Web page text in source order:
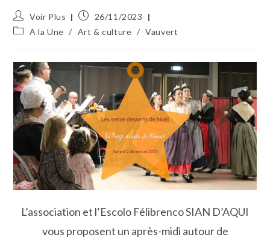
Auteur/autrice
de
Voir Plus
Publication
publiée :
26/11/2023
PostA la Une / Art & culture / Vauvert
L’association et l’Escolo Félibrenco SIAN D’AQUI
vous proposent un après-midi autour de